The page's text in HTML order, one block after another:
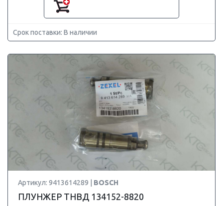
Срок поставки: В наличии
Артикул: 9413614289 | BOSCH
ПЛУНЖЕР ТНВД 134152-8820